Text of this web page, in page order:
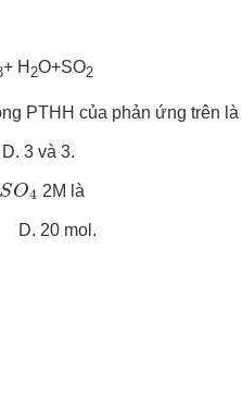
+ H 2O+SO2
PTHH của phản ứng trên là
và 3.
SO4
SO 2M là
mol.